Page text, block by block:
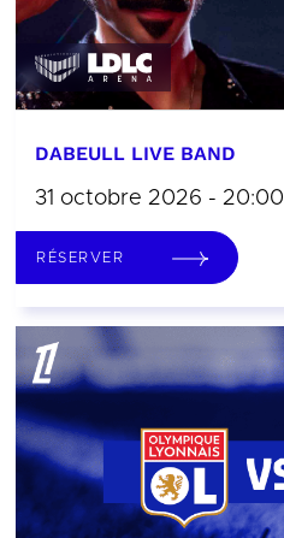
DABEULL LIVE BAND
31 octobre 2026 - 20:00
RÉSERVER